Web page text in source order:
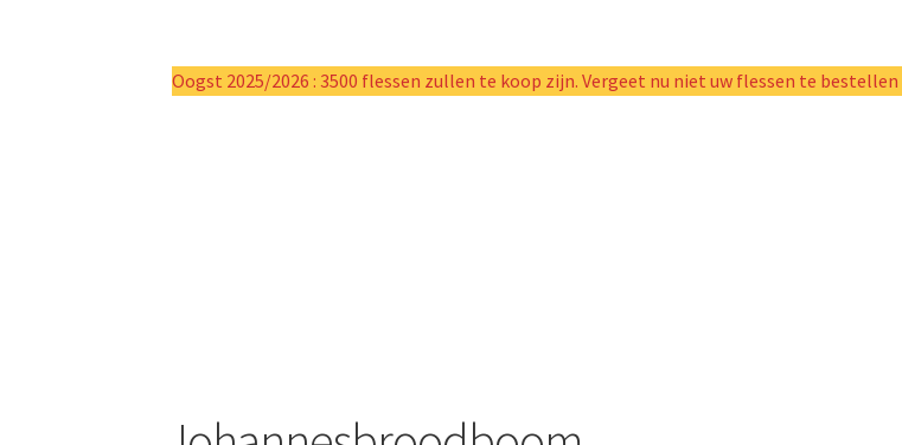
Oogst 2025/2026 : 3500 flessen zullen te koop zijn. Vergeet nu niet uw flessen te bestellen